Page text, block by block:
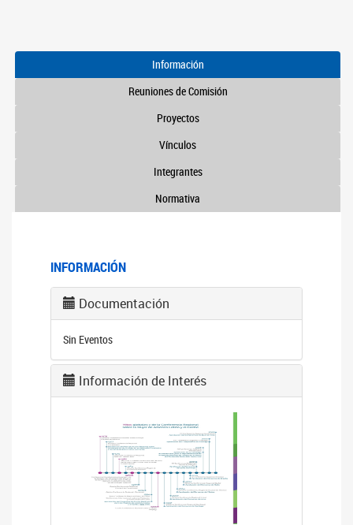
Información
Reuniones de Comisión
Proyectos
Vínculos
Integrantes
Normativa
INFORMACIÓN
Documentación
Sin Eventos
Información de Interés